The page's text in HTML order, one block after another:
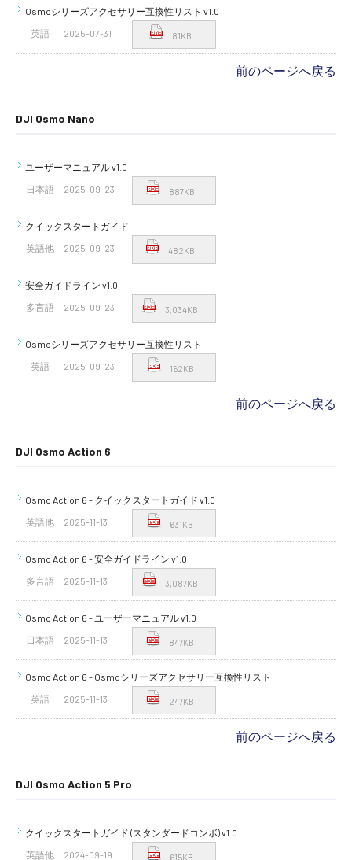
Osmoシリーズアクセサリー互換性リスト v1.0
英語
2025-07-31 81KB
前のページへ戻る
DJI Osmo Nano
ユーザーマニュアル v1.0
日本語
2025-09-23 887KB
クイックスタートガイド
英語他
2025-09-23 482KB
安全ガイドライン v1.0
多言語
2025-09-23 3,034KB
Osmoシリーズアクセサリー互換性リスト
英語
2025-09-23 162KB
前のページへ戻る
DJI Osmo Action 6
Osmo Action 6 - クイックスタートガイド v1.0
英語他
2025-11-13 631KB
Osmo Action 6 - 安全ガイドライン v1.0
多言語
2025-11-13 3,087KB
Osmo Action 6 - ユーザーマニュアル v1.0
日本語
2025-11-13 847KB
Osmo Action 6 - Osmoシリーズアクセサリー互換性リスト
英語
2025-11-13 247KB
前のページへ戻る
DJI Osmo Action 5 Pro
クイックスタートガイド (スタンダードコンボ) v1.0
英語他
2024-09-19 615KB